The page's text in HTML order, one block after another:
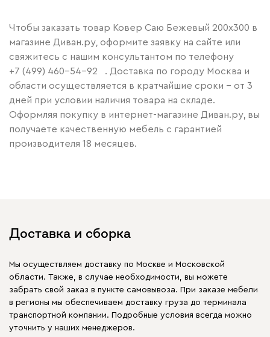
Чтобы заказать товар Ковер Саю Бежевый 200x300 в
магазине Диван.ру, оформите заявку на сайте или
свяжитесь с нашим консультантом по телефону
+7 (499) 460-54-92
. Доставка по городу Москва и
области осуществляется в кратчайшие сроки – от 3
дней при условии наличия товара на складе.
Оформляя покупку в интернет-магазине Диван.ру, вы
получаете качественную мебель с гарантией
производителя 18 месяцев.
Доставка и сборка
Мы осуществляем доставку по Москве и Московской
области. Также, в случае необходимости, вы можете
забрать свой заказ в пункте самовывоза. При заказе мебели
в регионы мы обеспечиваем доставку груза до терминала
транспортной компании. Подробные условия всегда можно
уточнить у наших менеджеров.